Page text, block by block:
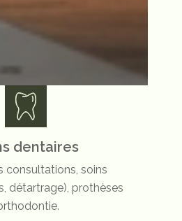
dentaires
consultations, soins
détartrage), prothèses